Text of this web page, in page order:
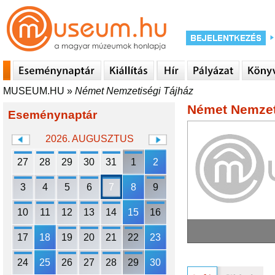
MUSEUM.HU » Német Nemzetiségi Tájház
Eseménynaptár
2026. AUGUSZTUS
27 28 29 30 31 1 2
3 4 5 6 7 8 9
10 11 12 13 14 15 16
17 18 19 20 21 22 23
24 25 26 27 28 29 30
Német